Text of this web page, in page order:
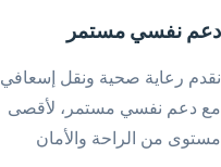
دعم نفسي مستمر
نقدم رعاية صحية ونقل إسعافي
مع دعم نفسي مستمر، لأقصى
مستوى من الراحة والأمان